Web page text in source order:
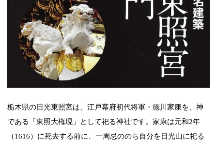
栃木県の日光東照宮は、江戸幕府初代将軍・徳川家康を、神
である「東照大権現」として祀る神社です。家康は元和2年
（1616）に死去する前に、一周忌ののち自分を日光山に祀る